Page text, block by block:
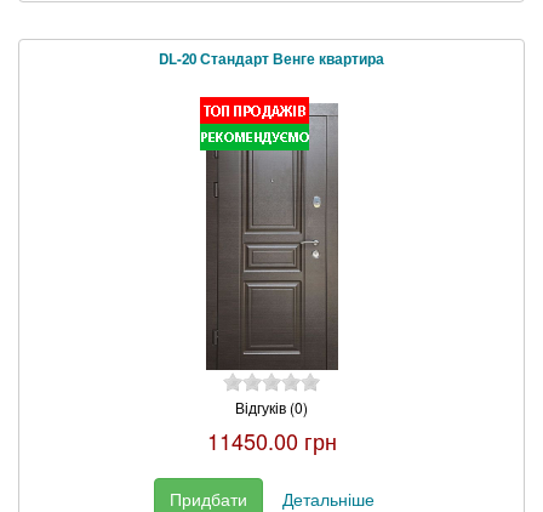
DL-20 Стандарт Венге квартира
Відгуків (0)
11450.00 грн
Придбати Детальніше